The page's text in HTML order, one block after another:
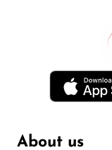
About us